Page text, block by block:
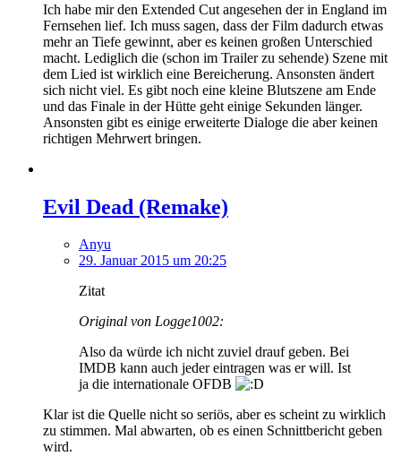
Ich habe mir den Extended Cut angesehen der in England im
Fernsehen lief. Ich muss sagen, dass der Film dadurch etwas
mehr an Tiefe gewinnt, aber es keinen großen Unterschied
macht. Lediglich die (schon im Trailer zu sehende) Szene mit
dem Lied ist wirklich eine Bereicherung. Ansonsten ändert
sich nicht viel. Es gibt noch eine kleine Blutszene am Ende
und das Finale in der Hütte geht einige Sekunden länger.
Ansonsten gibt es einige erweiterte Dialoge die aber keinen
richtigen Mehrwert bringen.
Evil Dead (Remake)
Anyu
29. Januar 2015 um 20:25
Zitat
Original von Logge1002:
Also da würde ich nicht zuviel drauf geben. Bei
IMDB kann auch jeder eintragen was er will. Ist
ja die internationale OFDB
Klar ist die Quelle nicht so seriös, aber es scheint zu wirklich
zu stimmen. Mal abwarten, ob es einen Schnittbericht geben
wird.